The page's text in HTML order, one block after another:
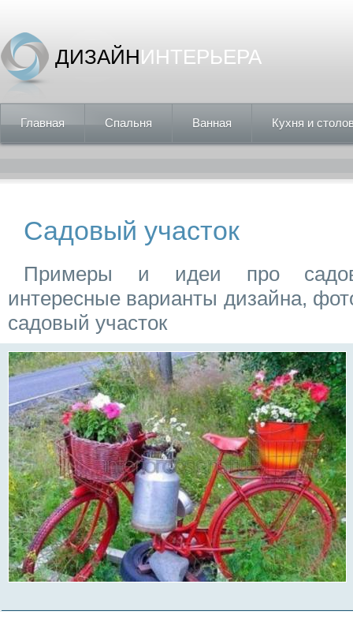
ДИЗАЙНИНТЕРЬЕРА
Главная Спальня Ванная Кухня и
Садовый участок
Примеры и идеи про
интересные варианты дизайна,
садовый участок